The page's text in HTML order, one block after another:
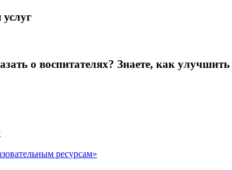
о воспитателях? Знаете, как
ресурсам»